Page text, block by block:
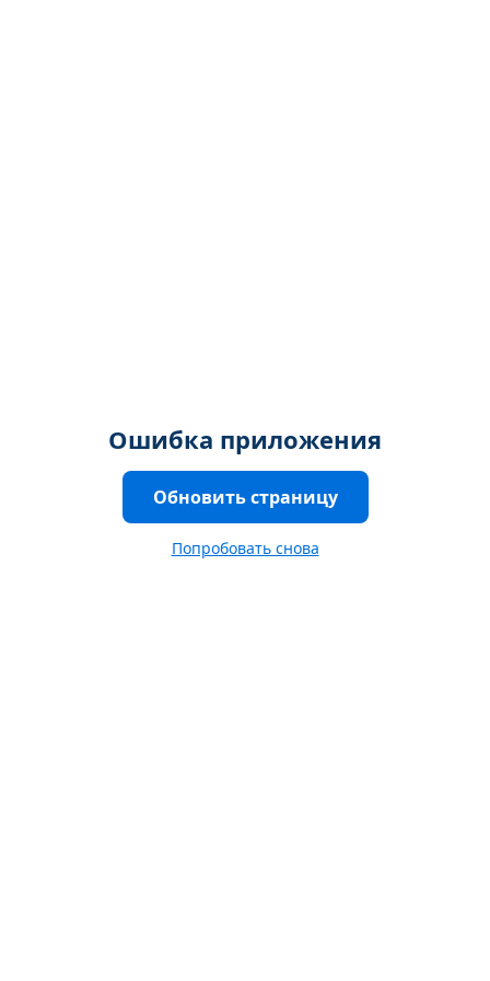
Ошибка приложения
Обновить страницу
Попробовать снова